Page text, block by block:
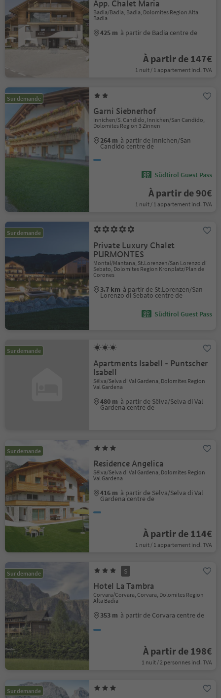
App. Chalet Maria
Badia/Badia, Badia, Dolomites Region Alta
Badia
425 m à partir de Badia centre de
À partir de 147€
1 nuit / 1 appartement incl. TVA
Sur demande
Garni Siebnerhof
Innichen/S. Candido, Innichen/San Candido,
Dolomites Region 3 Zinnen
264 m à partir de Innichen/San
Candido centre de
Südtirol Guest Pass
À partir de 90€
1 nuit / 1 appartement incl. TVA
Sur demande
Private Luxury Chalet
PURMONTES
Montal/Mantana, St.Lorenzen/San Lorenzo di
Sebato, Dolomites Region Kronplatz/Plan de
Corones
3.7 km à partir de St.Lorenzen/San
Lorenzo di Sebato centre de
Südtirol Guest Pass
Sur demande
Apartments Isabell - Puntscher
Isabell
Sëlva/Selva di Val Gardena, Dolomites Region
Val Gardena
480 m à partir de Sëlva/Selva di Val
Gardena centre de
Sur demande
Residence Angelica
Sëlva/Selva di Val Gardena, Dolomites Region
Val Gardena
416 m à partir de Sëlva/Selva di Val
Gardena centre de
À partir de 114€
1 nuit / 1 appartement incl. TVA
Sur demande S
Hotel La Tambra
Corvara/Corvara, Corvara, Dolomites Region
Alta Badia
353 m à partir de Corvara centre de
À partir de 198€
1 nuit / 2 personnes incl. TVA
Sur demande